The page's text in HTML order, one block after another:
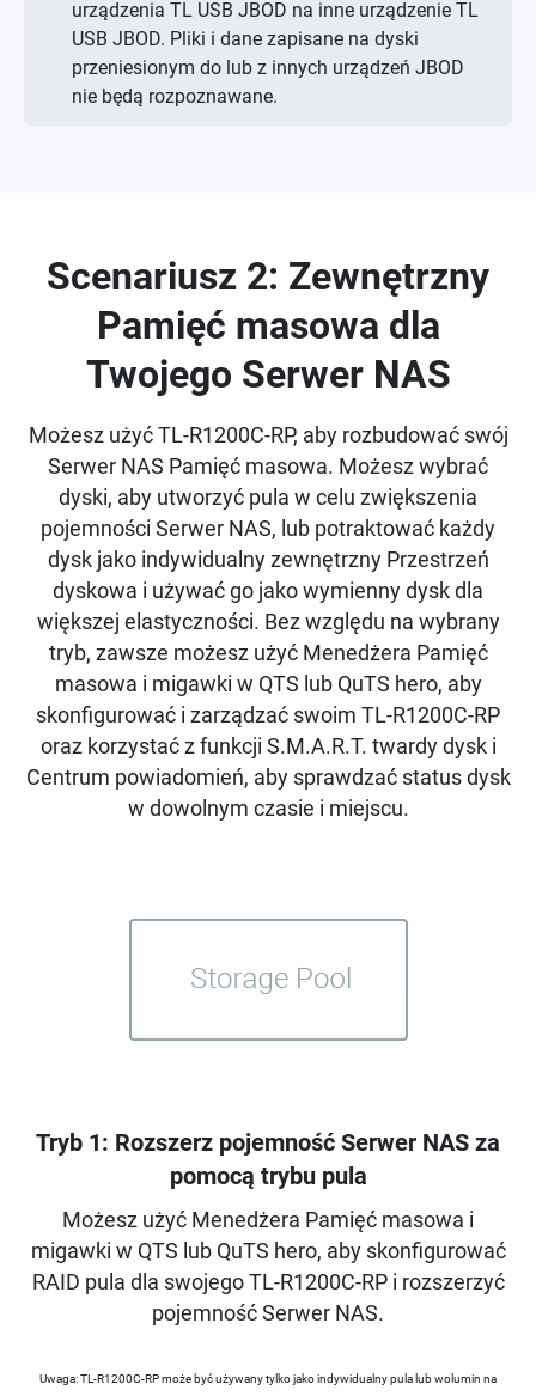
urządzenia TL USB JBOD na inne urządzenie TL
USB JBOD. Pliki i dane zapisane na dyski
przeniesionym do lub z innych urządzeń JBOD
nie będą rozpoznawane.
Scenariusz 2: Zewnętrzny
Pamięć masowa dla
Twojego Serwer NAS
Możesz użyć TL-R1200C-RP, aby rozbudować swój
Serwer NAS Pamięć masowa. Możesz wybrać
dyski, aby utworzyć pula w celu zwiększenia
pojemności Serwer NAS, lub potraktować każdy
dysk jako indywidualny zewnętrzny Przestrzeń
dyskowa i używać go jako wymienny dysk dla
większej elastyczności. Bez względu na wybrany
tryb, zawsze możesz użyć Menedżera Pamięć
masowa i migawki w QTS lub QuTS hero, aby
skonfigurować i zarządzać swoim TL-R1200C-RP
oraz korzystać z funkcji S.M.A.R.T. twardy dysk i
Centrum powiadomień, aby sprawdzać status dysk
w dowolnym czasie i miejscu.
Tryb 1: Rozszerz pojemność Serwer NAS za
pomocą trybu pula
Możesz użyć Menedżera Pamięć masowa i
migawki w QTS lub QuTS hero, aby skonfigurować
RAID pula dla swojego TL-R1200C-RP i rozszerzyć
pojemność Serwer NAS.
Uwaga: TL-R1200C-RP może być używany tylko jako indywidualny pula lub wolumin na